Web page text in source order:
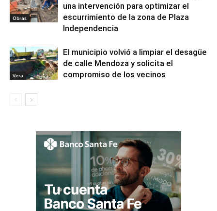
Obras
una intervención para optimizar el
escurrimiento de la zona de Plaza
Independencia
Vera
El municipio volvió a limpiar el desagüe
de calle Mendoza y solicita el
compromiso de los vecinos